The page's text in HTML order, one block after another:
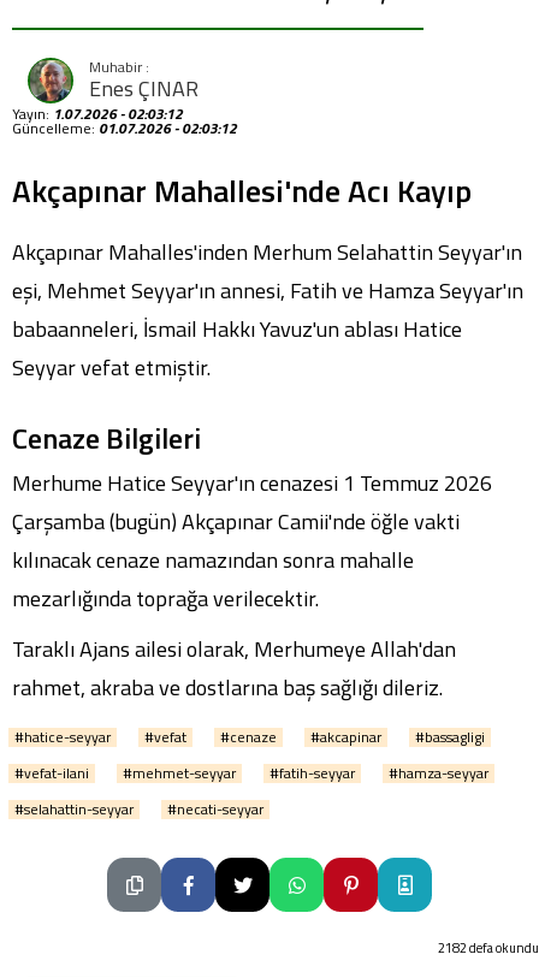
Enes ÇINAR
Yayın: 1.07.2026 - 02:03:12
Güncelleme: 01.07.2026 - 02:03:12
Akçapınar Mahallesi'nde Acı Kayıp
Akçapınar Mahalles'inden Merhum Selahattin Seyyar'ın
eşi, Mehmet Seyyar'ın annesi, Fatih ve Hamza Seyyar'ın
babaanneleri, İsmail Hakkı Yavuz'un ablası Hatice
Seyyar vefat etmiştir.
Cenaze Bilgileri
Merhume Hatice Seyyar'ın cenazesi 1 Temmuz 2026
Çarşamba (bugün) Akçapınar Camii'nde öğle vakti
kılınacak cenaze namazından sonra mahalle
mezarlığında toprağa verilecektir.
Taraklı Ajans ailesi olarak, Merhumeye Allah'dan
rahmet, akraba ve dostlarına baş sağlığı dileriz.
#hatice-seyyar #vefat #cenaze #akcapinar
#bassagligi
#vefat-ilani
#mehmet-seyyar #fatih-seyyar
#hamza-seyyar
#selahattin-seyyar
#necati-seyyar
2182 defa okundu